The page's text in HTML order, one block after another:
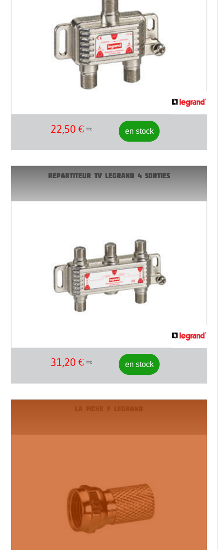
22,50 € TTC en stock
REPARTITEUR TV LEGRAND 4 SORTIES
31,20 € TTC en stock